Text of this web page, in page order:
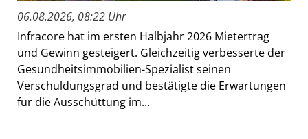
06.08.2026, 08:22 Uhr
Infracore hat im ersten Halbjahr 2026 Mietertrag
und Gewinn gesteigert. Gleichzeitig verbesserte der
Gesundheitsimmobilien-Spezialist seinen
Verschuldungsgrad und bestätigte die Erwartungen
für die Ausschüttung im...